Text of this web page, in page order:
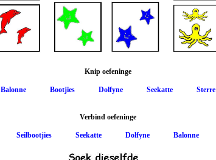
Knip oefeninge
Balonne Bootjies Dolfyne Seekatte Sterre
Verbind oefeninge
Seilbootjies Seekatte Dolfyne Balonne